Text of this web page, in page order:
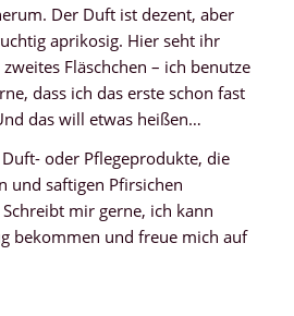
Der Duft ist dezent, aber
aprikosig. Hier seht ihr
Fläschchen – ich benutze
dass ich das erste schon fast
das will etwas heißen…
oder Pflegeprodukte, die
und saftigen Pfirsichen
mir gerne, ich kann
bekommen und freue mich auf